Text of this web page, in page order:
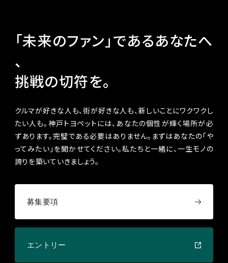
「未来のファン 」 であるあなたへ
、
挑戦の切符を。
クルマが好きな人も、街が好きな人も、新しいことにワクワクし
たい人も。 神戸トヨペットには、あなたの個性が輝く場所が必
ずあります。完璧である必要はありません。まずはあなたの「や
ってみたい」を聞かせてください。私たちと一緒に、一生モノの
誇りを築いていきましょう。
募集要項
エントリー